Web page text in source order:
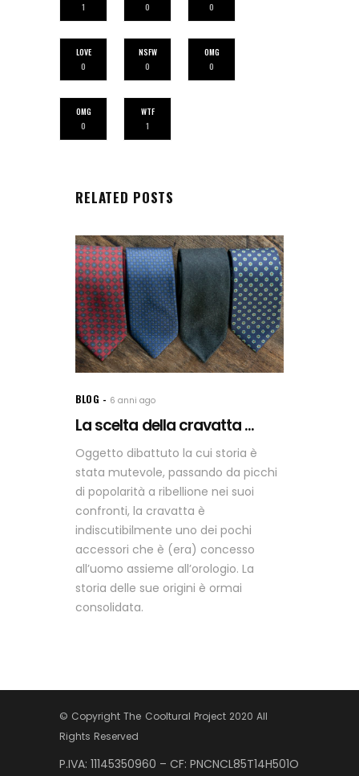
1
0
0
LOVE
0
NSFW
0
OMG
0
OMG
0
WTF
1
RELATED POSTS
BLOG 6 anni ago
La scelta della cravatta ...
Oggetto dibattuto la cui storia è
stata mutevole, passando da picchi
di popolarità a ribellione nei suoi
confronti, la cravatta è
indiscutibilmente uno dei pochi
accessori che è (era) concesso
all’uomo assieme all’orologio. La
storia delle sue origini è ormai
consolidata.
© Copyright The Cooltural Project 2020 All
Rights Reserved
P.IVA: 11145350960 – CF: PNCNCL85T14H501O